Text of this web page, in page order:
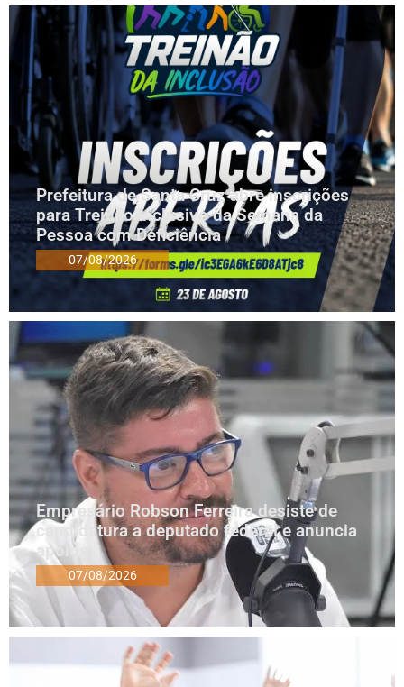
Prefeitura de Santa Cruz abre inscrições
para Treinão Inclusivo da Semana da
Pessoa com Deficiência
07/08/2026
Empresário Robson Ferreira desiste de
candidatura a deputado federal e anuncia
apoios
07/08/2026